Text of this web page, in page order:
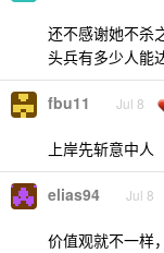
还不感谢她不杀
头兵有多少人能
fbu11 Jul 8
上岸先斩意中人
elias94 Jul 8
价值观就不一样